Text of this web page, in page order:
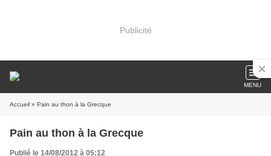
Publicité
MENU
Accueil » Pain au thon à la Grecque
Pain au thon à la Grecque
Publié le 14/08/2012 à 05:12